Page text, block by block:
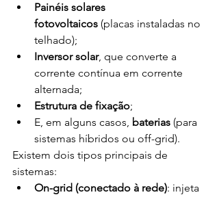
Painéis solares
fotovoltaicos (placas instaladas no
telhado);
Inversor solar, que converte a
corrente contínua em corrente
alternada;
Estrutura de fixação;
E, em alguns casos, baterias (para
sistemas híbridos ou off-grid).
Existem dois tipos principais de
sistemas:
On-grid (conectado à rede): injeta